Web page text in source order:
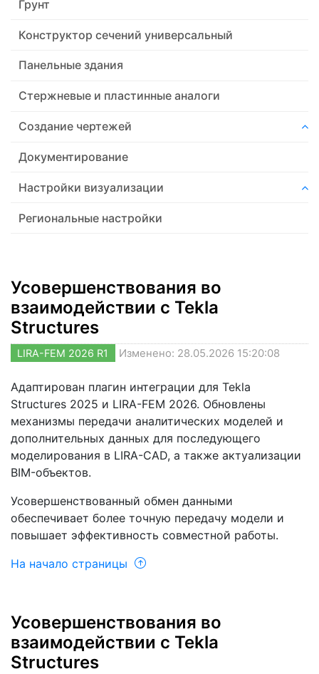
Грунт
Конструктор сечений универсальный
Панельные здания
Стержневые и пластинные аналоги
Создание чертежей
Документирование
Настройки визуализации
Региональные настройки
Усовершенствования во
взаимодействии с Tekla
Structures
LIRA-FEM 2026 R1 Изменено: 28.05.2026 15:20:08
Адаптирован плагин интеграции для Tekla
Structures 2025 и LIRA-FEM 2026. Обновлены
механизмы передачи аналитических моделей и
дополнительных данных для последующего
моделирования в LIRA-CAD, а также актуализации
BIM-объектов.
Усовершенствованный обмен данными
обеспечивает более точную передачу модели и
повышает эффективность совместной работы.
На начало страницы
Усовершенствования во
взаимодействии с Tekla
Structures